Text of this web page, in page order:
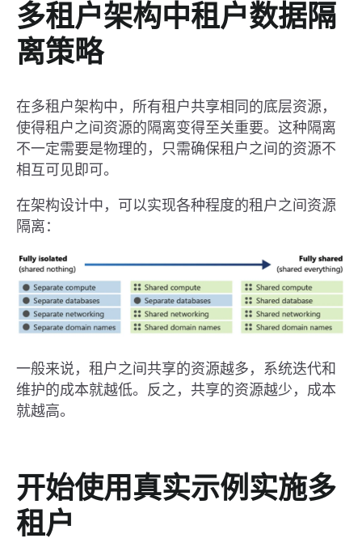
多租户架构中租户数据隔
离策略
在多租户架构中，所有租户共享相同的底层资源，
使得租户之间资源的隔离变得至关重要。这种隔离
不一定需要是物理的，只需确保租户之间的资源不
相互可见即可。
在架构设计中，可以实现各种程度的租户之间资源
隔离：
一般来说，租户之间共享的资源越多，系统迭代和
维护的成本就越低。反之，共享的资源越少，成本
就越高。
开始使用真实示例实施多
租户